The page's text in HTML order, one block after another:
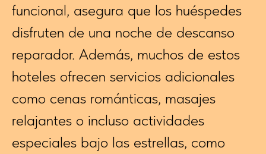
funcional, asegura que los huéspedes
disfruten de una noche de descanso
reparador. Además, muchos de estos
hoteles ofrecen servicios adicionales
como cenas románticas, masajes
relajantes o incluso actividades
especiales bajo las estrellas, como